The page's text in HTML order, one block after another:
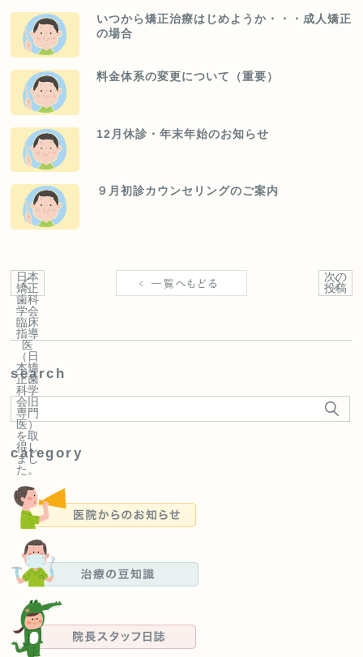
いつから矯正治療はじめようか・・・成人矯正
の場合
料金体系の変更について（重要）
12月休診・年末年始のお知らせ
９月初診カウンセリングのご案内
次の
投稿
日本
矯正
歯科
学会
臨床
指導
医
（日
本矯
正歯
科学
会旧
専門
医）
を取
得し
まし
た。
search
category